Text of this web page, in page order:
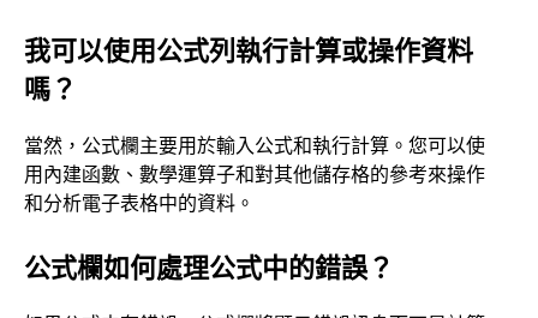
我可以使用公式列執行計算或操作資料
嗎？
當然，公式欄主要用於輸入公式和執行計算。您可以使
用內建函數、數學運算子和對其他儲存格的參考來操作
和分析電子表格中的資料。
公式欄如何處理公式中的錯誤？